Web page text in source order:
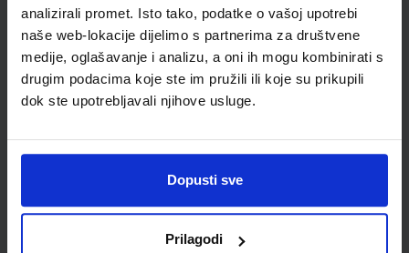
analizirali promet. Isto tako, podatke o vašoj upotrebi
naše web-lokacije dijelimo s partnerima za društvene
medije, oglašavanje i analizu, a oni ih mogu kombinirati s
drugim podacima koje ste im pružili ili koje su prikupili
dok ste upotrebljavali njihove usluge.
Dopusti sve
Prilagodi
SKU:569175 CIJENA:13,24 €
ŠIFRA OMOTA: 500175
Udžbenik Omot
Nakladnik:ŠKOLSKA KNJIGA d.d.
Registarski broj ministarstva: